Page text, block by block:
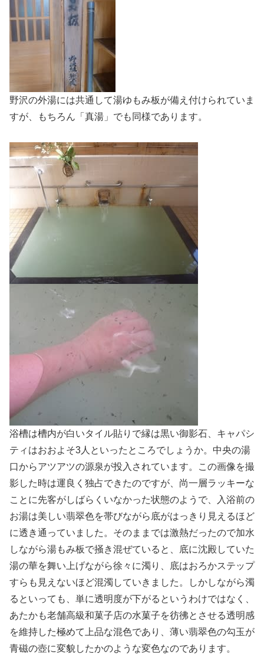
野沢の外湯には共通して湯ゆもみ板が備え付けられていま
すが、もちろん「真湯」でも同様であります。
浴槽は槽内が白いタイル貼りで縁は黒い御影石、キャパシ
ティはおおよそ3人といったところでしょうか。中央の湯
口からアツアツの源泉が投入されています。この画像を撮
影した時は運良く独占できたのですが、尚一層ラッキーな
ことに先客がしばらくいなかった状態のようで、入浴前の
お湯は美しい翡翠色を帯びながら底がはっきり見えるほど
に透き通っていました。そのままでは激熱だったので加水
しながら湯もみ板で掻き混ぜていると、底に沈殿していた
湯の華を舞い上げながら徐々に濁り、底はおろかステップ
すらも見えないほど混濁していきました。しかしながら濁
るといっても、単に透明度が下がるというわけではなく、
あたかも老舗高級和菓子店の水菓子を彷彿とさせる透明感
を維持した極めて上品な混色であり、薄い翡翠色の勾玉が
青磁の壺に変貌したかのような変色なのであります。